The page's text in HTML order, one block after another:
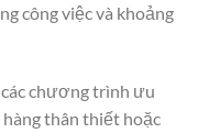
công việc và khoảng
chương trình ưu
hàng thân thiết hoặc